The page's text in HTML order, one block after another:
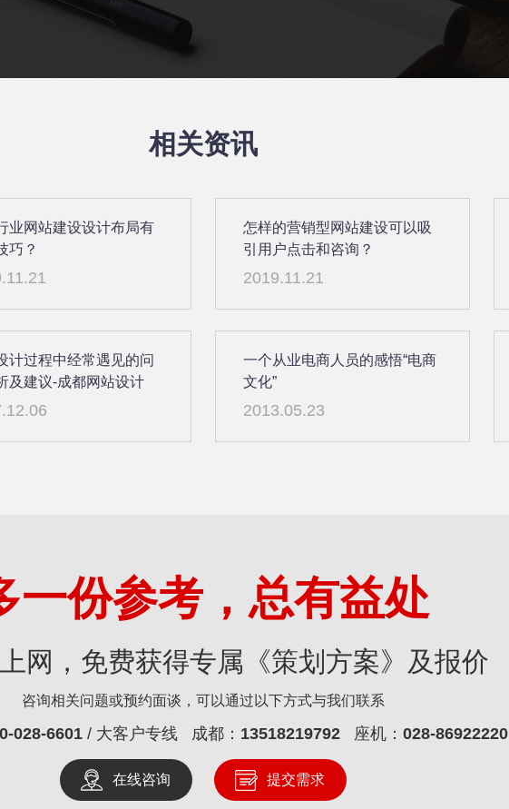
相关资讯
业网站建设设计布局有
巧？
怎样的营销型网站建设可以吸
引用户点击和咨询？
2019.11.21
计过程中经常遇见的问
及建议-成都网站设计
一个从业电商人员的感悟“电商
文化”
2013.05.23
一份参考，总有益处
网，免费获得专属《策划方案》及报价
咨询相关问题或预约面谈，可以通过以下方式与我们联系
028-6601/ 大客户专线 成都： 13518219792座机： 028-86922220
在线咨询 提交需求